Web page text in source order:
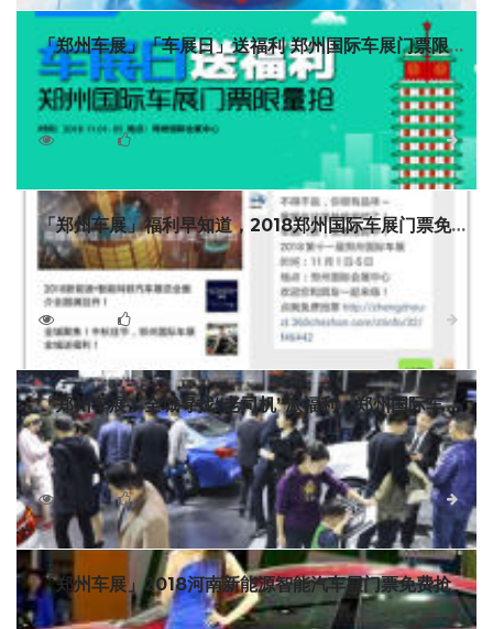
时快速使用。
「郑州车展」「车展日」送福利 郑州国际车展门票限
量抢2018第十一届郑州国际汽车展览会暨第三届河南新能源•智
能汽车展（以下简称：郑州国际车展）将于11月1-5日在郑州国
际会展中心盛大举行。作为此次郑州国际车展官方合作媒体，
「车展日」为大家争取到了50张车展门票，有需要的盆友赶快
来抢！
3360 0 详细
「郑州车展」福利早知道，2018郑州国际车展门票免
费送郑州下半年大小车展几十场，但能称得上国际车展的只有
11月1-5日在郑州国际会展中心举办的2018郑州国际车展，今
天距离郑州国际车展开幕还有22天作为这么大型的国际车展，
精心策划的亮点活动必不可少
3975 详细
「郑州车展」全城寻找“老司机”派福利，郑州国际车展
门票大放送！
2018第十一届郑州国际车展将于11月1-5日在郑州CBD国
际会展中心隆重举办！即日起报名参与领车贴活动，就可获得
老司机专属车贴、郑州国际车展电子门票、郑州国际会展中心
免费停车券，应有尽有的福利，
0 详细
「郑州车展」2018河南新能源智能汽车展门票免费抢
2018第三届河南新能源·智能汽车展免费抢票啦！目前车展